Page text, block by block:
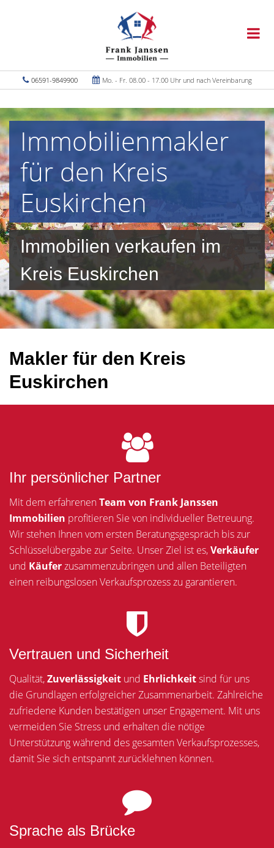
06591-9849900 Mo. - Fr. 08.00 - 17.00 Uhr und nach Vereinbarung
Immobilienmakler
für den Kreis
Euskirchen
Immobilien verkaufen im
Kreis Euskirchen
Makler für den Kreis
Euskirchen
Ihr persönlicher Partner
Mit dem erfahrenenTeam von Frank Janssen
Immobilien profitieren Sie von individueller Betreuung.
Wir stehen Ihnen vom ersten Beratungsgespräch bis zur
Schlüsselübergabe zur Seite. Unser Ziel ist es,Verkäufer
und Käuferzusammenzubringen und allen Beteiligten
einen reibungslosen Verkaufsprozess zu garantieren.
Vertrauen und Sicherheit
Qualität,Zuverlässigkeit und Ehrlichkeitsind für uns
die Grundlagen erfolgreicher Zusammenarbeit. Zahlreiche
zufriedene Kunden bestätigen unser Engagement. Mit uns
vermeiden Sie Stress und erhalten die nötige
Unterstützung während des gesamten Verkaufsprozesses,
damit Sie sich entspannt zurücklehnen können.
Sprache als Brücke